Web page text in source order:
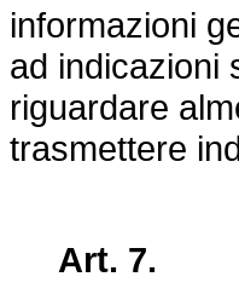
informazioni
ad indicazioni
riguardare
trasmettere
Art. 7.